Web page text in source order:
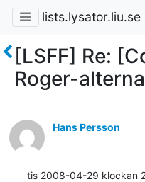
lists.lysator.liu.se
[LSFF] Re:
Roger-
Hans Persson
tis 2008-04-29 klockan